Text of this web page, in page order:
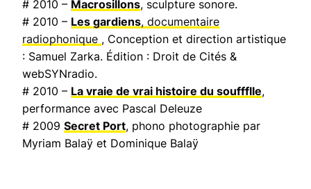
# 2010 – Macrosillons, sculpture sonore.
# 2010 – Les gardiens, documentaire
radiophonique , Conception et direction artistique
: Samuel Zarka. Édition : Droit de Cités &
webSYNradio.
# 2010 – La vraie de vrai histoire du souffflle,
performance avec Pascal Deleuze
# 2009 Secret Port, phono photographie par
Myriam Balaÿ et Dominique Balaÿ